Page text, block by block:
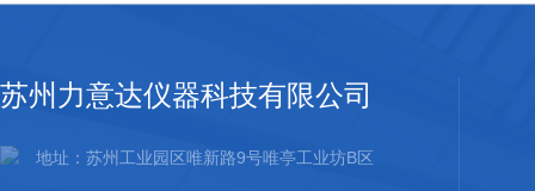
苏州力意达仪器科技有限公司
地址：苏州工业园区唯新路9号唯亭工业坊B区